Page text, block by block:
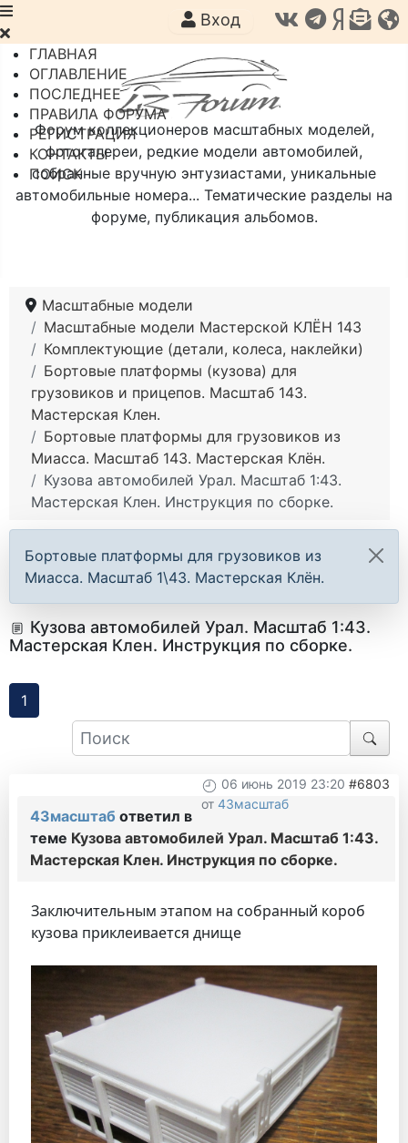
Форум коллекционеров масштабных моделей,
фотогалереи, редкие модели автомобилей,
собранные вручную энтузиастами, уникальные
автомобильные номера... Тематические разделы на
форуме, публикация альбомов.
Вход
ГЛАВНАЯ
ОГЛАВЛЕНИЕ
ПОСЛЕДНЕЕ
ПРАВИЛА ФОРУМА
РЕГИСТРАЦИЯ
КОНТАКТЫ
ПОИСК
Масштабные модели
Масштабные модели Мастерской КЛЁН 143
Комплектующие (детали, колеса, наклейки)
Бортовые платформы (кузова) для
грузовиков и прицепов. Масштаб 143.
Мастерская Клен.
Бортовые платформы для грузовиков из
Миасса. Масштаб 143. Мастерская Клён.
Кузова автомобилей Урал. Масштаб 1:43.
Мастерская Клен. Инструкция по сборке.
Бортовые платформы для грузовиков из
Миасса. Масштаб 1\43. Мастерская Клён.
Кузова автомобилей Урал. Масштаб 1:43.
Мастерская Клен. Инструкция по сборке.
1
06 июнь 2019 23:20 #6803
от 43масштаб
43масштаб ответил в
теме Кузова автомобилей Урал. Масштаб 1:43.
Мастерская Клен. Инструкция по сборке.
Заключительным этапом на собранный короб
кузова приклеивается днище